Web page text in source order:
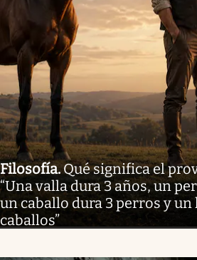
Filosofía.Qué significa el
“Una valla dura 3 años, un
un caballo dura 3 perros y un
caballos”